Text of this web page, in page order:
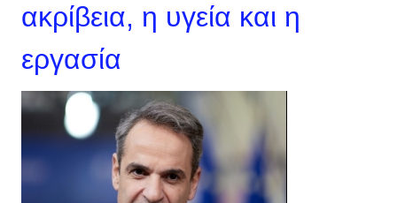
ακρίβεια, η υγεία και η
εργασία